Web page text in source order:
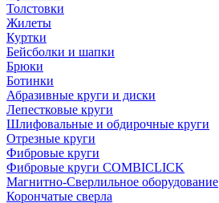
Толстовки
Жилеты
Куртки
Бейсболки и шапки
Брюки
Ботинки
Абразивные круги и диски
Лепестковые круги
Шлифовальные и обдирочные круги
Отрезные круги
Фибровые круги
Фибровые круги COMBICLICK
Магнитно-Сверлильное оборудование
Корончатые сверла